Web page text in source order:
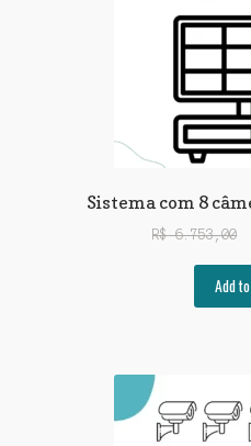
Sistema com 8
R$6.753,00
Add